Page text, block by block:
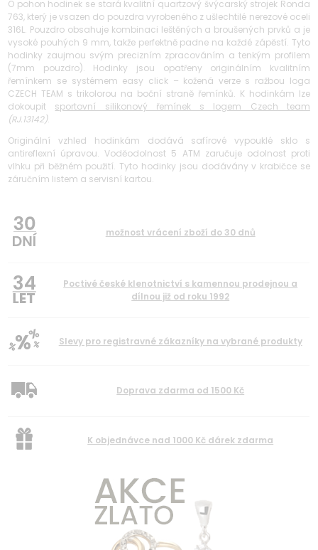
O pohon hodinek se stará kvalitní quartzový švýcarský strojek Ronda
763, který je vsazen do pouzdra vyrobeného z ušlechtilé nerezové oceli
316L. Pouzdro obsahuje kombinaci leštěných a broušených prvků a je
vysoké pouhých 9 mm, takže perfektně padne na každé zápěstí. Tyto
hodinky zaujmou svým precizním zpracováním a tenkým profilem
(7mm pouzdro). Hodinky jsou opatřeny originálním kvalitním
řemínkem se systémem easy click – kožená verze s ražbou loga
CZECH TEAM s trikolorou na boční straně řemínků. K hodinkám lze
dokoupit sportovní silikonový řemínek s logem Czech team
(RJ.13142).
Originální vzhled hodinkám dodává safírové vypouklé sklo s
antireflexní úpravou. Voděodolnost 5 ATM zaručuje odolnost proti
vlhku při běžném použití. Tyto hodinky jsou dodávány v krabičce se
záručním listem a servisní kartou.
možnost vrácení zboží do 30 dnů
34
Poctivé české klenotnictví s kamennou prodejnou a
dílnou již od roku 1992
Slevy pro registravné zákazníky na vybrané produkty
Doprava zdarma od 1500 Kč
K objednávce nad 1000 Kč dárek zdarma